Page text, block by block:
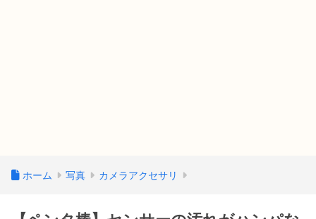
ホーム 写真 カメラアクセサリ